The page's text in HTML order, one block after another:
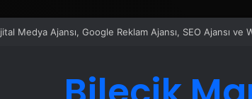
? Uetds.com İle Akıllı Dijital Taşımacılık Yazılımı